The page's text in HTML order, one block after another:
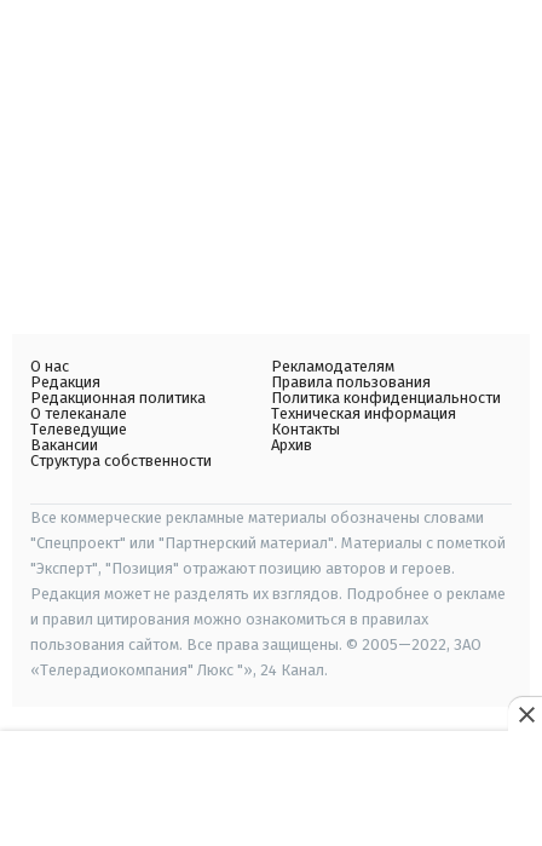
О нас
Редакция
Редакционная политика
О телеканале
Телеведущие
Вакансии
Структура собственности
Рекламодателям
Правила пользования
Политика конфиденциальности
Техническая информация
Контакты
Архив
Все коммерческие рекламные материалы обозначены словами
"Спецпроект" или "Партнерский материал". Материалы с пометкой
"Эксперт", "Позиция" отражают позицию авторов и героев.
Редакция может не разделять их взглядов. Подробнее о рекламе
и правил цитирования можно ознакомиться в правилах
пользования сайтом. Все права защищены. © 2005—2022, ЗАО
«Телерадиокомпания" Люкс "», 24 Канал.